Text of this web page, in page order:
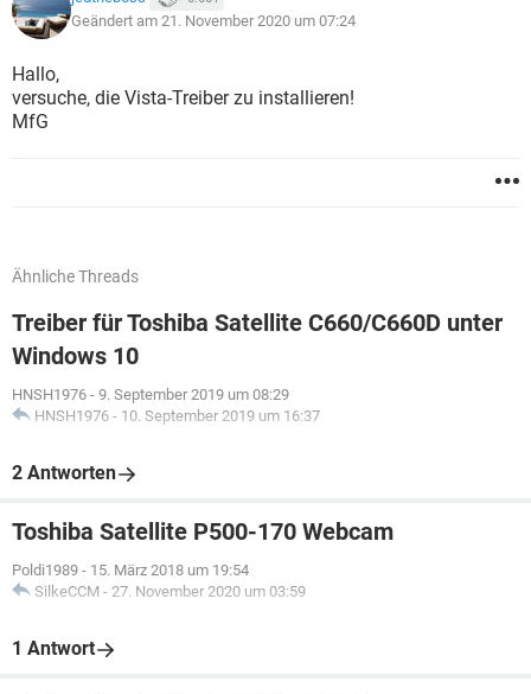
Geändert am 21. November 2020 um 07:24
Hallo,
versuche, die Vista-Treiber zu installieren!
MfG
Ähnliche Threads
Treiber für Toshiba Satellite C660/C660D unter
Windows 10
HNSH1976 - 9. September 2019 um 08:29
HNSH1976 - 10. September 2019 um 16:37
2 Antworten
Toshiba Satellite P500-170 Webcam
Poldi1989 - 15. März 2018 um 19:54
SilkeCCM - 27. November 2020 um 03:59
1 Antwort